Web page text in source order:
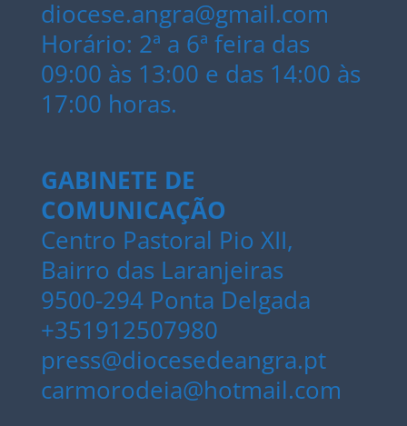
diocese.angra@gmail.com
Horário: 2ª a 6ª feira das
09:00 às 13:00 e das 14:00 às
17:00 horas.
GABINETE DE
COMUNICAÇÃO
Centro Pastoral Pio XII,
Bairro das Laranjeiras
9500-294 Ponta Delgada
+351912507980
press@diocesedeangra.pt
carmorodeia@hotmail.com